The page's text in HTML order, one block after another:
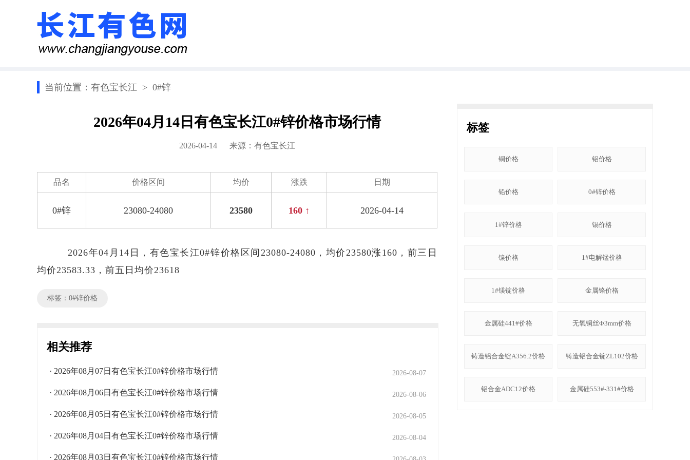
当前位置： 有色宝长江 > 0#锌
2026年04月14日有色宝长江0#锌价格市场行情
2026-04-14 来源： 有色宝长江
品名 价格区间 均价 涨跌 日期
0#锌 23080-24080 23580 160 ↑ 2026-04-14
2026年04月14日，有色宝长江0#锌价格区间23080-24080，均价23580涨160，前三日
均价23583.33，前五日均价23618
标签：0#锌价格
相关推荐
· 2026年08月07日有色宝长江0#锌价格市场行情 2026-08-07
· 2026年08月06日有色宝长江0#锌价格市场行情 2026-08-06
· 2026年08月05日有色宝长江0#锌价格市场行情 2026-08-05
· 2026年08月04日有色宝长江0#锌价格市场行情 2026-08-04
· 2026年08月03日有色宝长江0#锌价格市场行情
标签
铜价格 铝价格
铅价格 0#锌价格
1#锌价格 锡价格
镍价格 1#电解锰价格
1#镁锭价格 金属铬价格
金属硅441#价格 无氧铜丝Φ3mm价格
铸造铝合金锭A356.2价格 铸造铝合金锭ZL102价格
铝合金ADC12价格 金属硅553#-331#价格